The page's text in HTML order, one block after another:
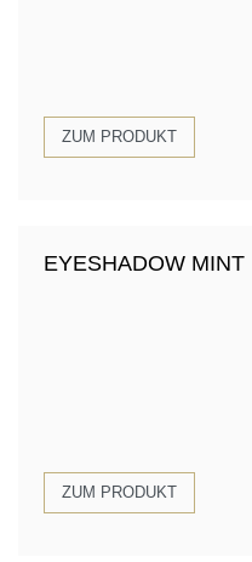
ZUM PRODUKT
EYESHADOW MINT
ZUM PRODUKT